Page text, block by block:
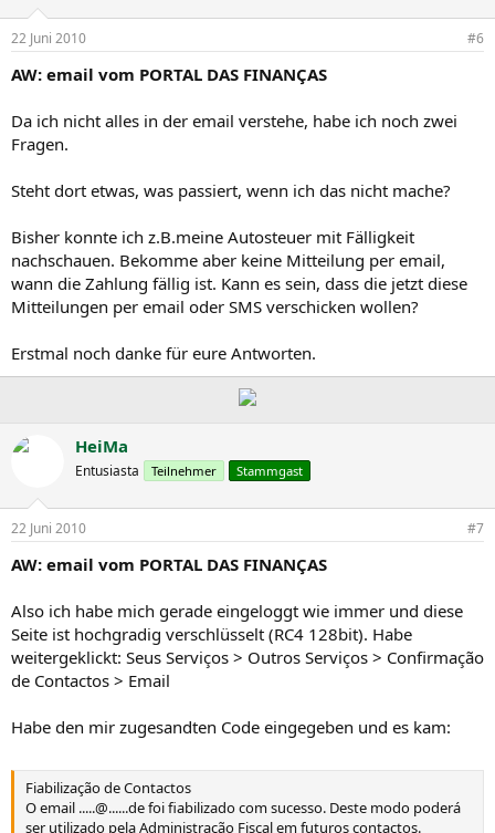
22 Juni 2010 #6
AW: email vom PORTAL DAS FINANÇAS
Da ich nicht alles in der email verstehe, habe ich noch zwei
Fragen.
Steht dort etwas, was passiert, wenn ich das nicht mache?
Bisher konnte ich z.B.meine Autosteuer mit Fälligkeit
nachschauen. Bekomme aber keine Mitteilung per email,
wann die Zahlung fällig ist. Kann es sein, dass die jetzt diese
Mitteilungen per email oder SMS verschicken wollen?
Erstmal noch danke für eure Antworten.
HeiMa
Entusiasta Teilnehmer Stammgast
22 Juni 2010 #7
AW: email vom PORTAL DAS FINANÇAS
Also ich habe mich gerade eingeloggt wie immer und diese
Seite ist hochgradig verschlüsselt (RC4 128bit). Habe
weitergeklickt: Seus Serviços > Outros Serviços > Confirmação
de Contactos > Email
Habe den mir zugesandten Code eingegeben und es kam:
Fiabilização de Contactos
O email .....@......de foi fiabilizado com sucesso. Deste modo poderá
ser utilizado pela Administração Fiscal em futuros contactos.